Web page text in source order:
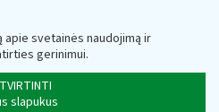
svetainės naudojimą ir
gerinimui.
slapukus